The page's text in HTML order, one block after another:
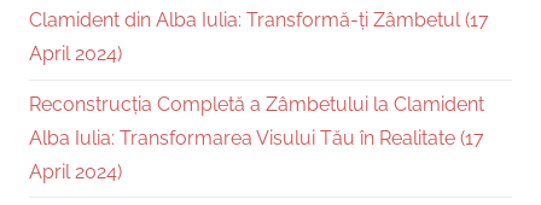
Clamident din Alba Iulia: Transformă-ți Zâmbetul (17
April 2024)
Reconstrucția Completă a Zâmbetului la Clamident
Alba Iulia: Transformarea Visului Tău în Realitate (17
April 2024)